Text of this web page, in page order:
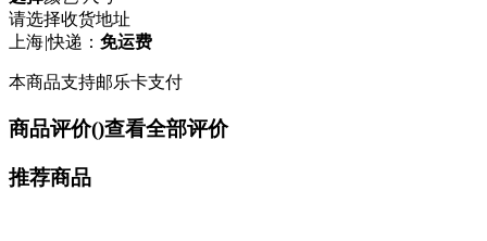
请选择收货地址
上海|快递： 免运费
本商品支持邮乐卡支付
商品评价()查看全部评价
推荐商品